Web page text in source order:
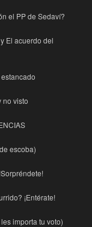
el PP de Sedaví?
El acuerdo del
no visto
escoba)
¡Entérate!
importa tu voto)